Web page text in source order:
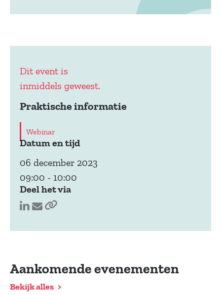
Dit event is
inmiddels geweest.
Praktische informatie
Webinar
Datum en tijd
06 december 2023
09:00 - 10:00
Deel het via
Aankomende evenementen
Bekijk alles